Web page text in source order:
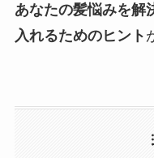
あなたの髪悩みを解
入れるためのヒント